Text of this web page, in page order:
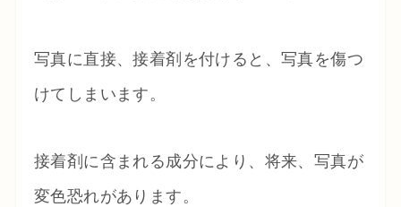
写真に直接、接着剤を付けると、写真を傷つ
けてしまいます。
接着剤に含まれる成分により、将来、写真が
変色恐れがあります。